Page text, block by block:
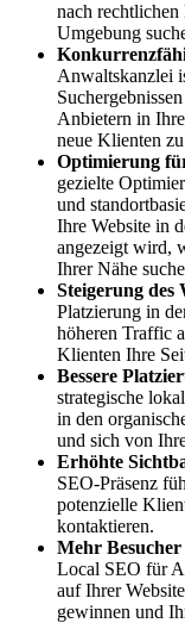
nach
Umgebung
Anwaltskanzlei
Anbietern in
neue Klienten
Optimierung
gezielte
und
Ihre Website in
angezeigt wird,
Ihrer Nähe
Steigerung des
Platzierung in
höheren Traffic
Klienten Ihre
Bessere
strategische
in den
und sich von
Erhöhte
SEO-Präsenz
potenzielle
kontaktieren.
Mehr
Local SEO für
auf Ihrer
gewinnen und